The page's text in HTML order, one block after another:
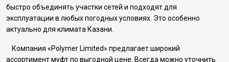
быстро объединять участки сетей и подходят для
эксплуатации в любых погодных условиях. Это особенно
актуально для климата Казани.
Компания «Polymer Limited» предлагает широкий
ассортимент муфт по выгодной цене. Всегда можно уточнить